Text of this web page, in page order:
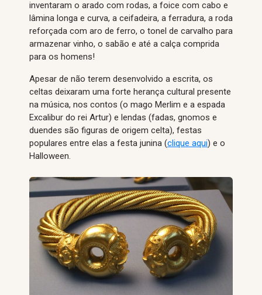
inventaram o arado com rodas, a foice com cabo e
lâmina longa e curva, a ceifadeira, a ferradura, a roda
reforçada com aro de ferro, o tonel de carvalho para
armazenar vinho, o sabão e até a calça comprida
para os homens!
Apesar de não terem desenvolvido a escrita, os
celtas deixaram uma forte herança cultural presente
na música, nos contos (o mago Merlim e a espada
Excalibur do rei Artur) e lendas (fadas, gnomos e
duendes são figuras de origem celta), festas
populares entre elas a festa junina (clique aqui) e o
Halloween.